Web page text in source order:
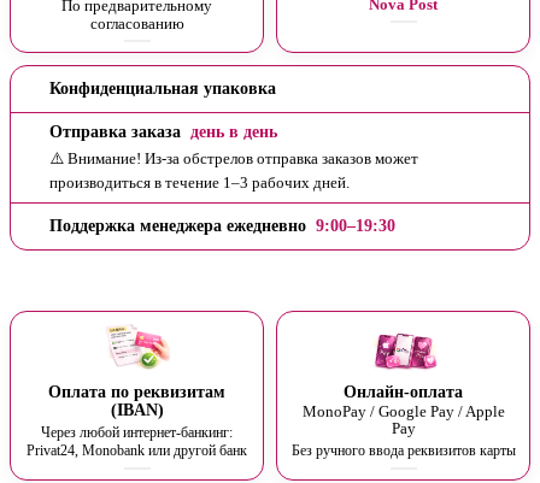
По предварительному
согласованию
Nova Post
Конфиденциальная упаковка
Отправка заказа день в день
⚠️ Внимание! Из-за обстрелов отправка заказов может
производиться в течение 1–3 рабочих дней.
Поддержка менеджера ежедневно 9:00–19:30
Оплата по реквизитам
(IBAN)
Через любой интернет-банкинг:
Privat24, Monobank или другой банк
Онлайн-оплата
MonoPay / Google Pay / Apple
Pay
Без ручного ввода реквизитов карты